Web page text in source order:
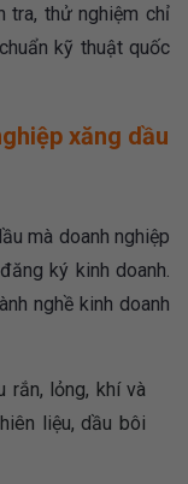
tra, thử nghiệm chỉ
kỹ thuật quốc
xăng dầu
mà doanh nghiệp
ký kinh doanh.
nghề kinh doanh
rắn, lỏng, khí và
liệu, dầu bôi